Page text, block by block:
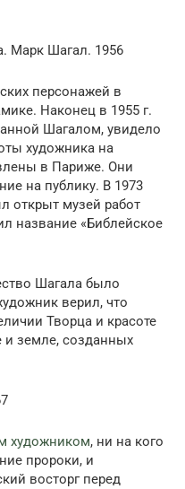
Марк Шагал. 1956
персонажей в
Наконец в 1955 г.
Шагалом, увидело
художника на
в Париже. Они
на публику. В 1973
открыт музей работ
название «Библейское
Шагала было
верил, что
Творца и красоте
и земле, созданных
художником, ни на кого
пророки, и
восторг перед